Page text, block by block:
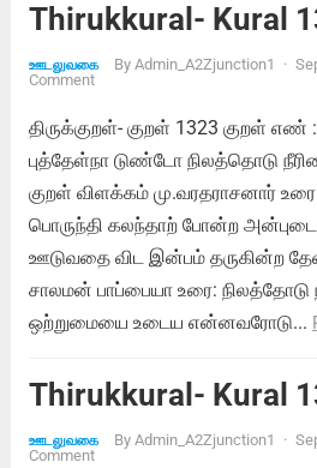
Thirukkural- Kural
ஊடலுவகை By Admin_A2Zjunction1 ·
Comment
திருக்குறள்- குறள் 1323 குறள் எண் :
புத்தேள்நா டுண்டோ நிலத்தொடு
குறள் விளக்கம் மு.வரதராசனார்
பொருந்தி கலந்தாற் போன்ற
ஊடுவதை விட இன்பம் தருகின்ற
சாலமன் பாப்பையா உரை:
ஒற்றுமையை உடைய என்னவரோடு...
Thirukkural- Kural
ஊடலுவகை By Admin_A2Zjunction1 ·
Comment